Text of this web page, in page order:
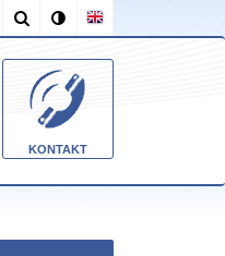
KONTAKT